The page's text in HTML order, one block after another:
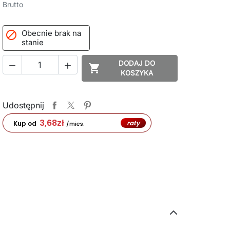
Brutto
 Obecnie brak na
stanie
  
DODAJ DO
KOSZYKA
Udostępnij
Kup od 3,68zł /mies. raty